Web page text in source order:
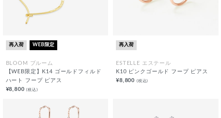
再入荷 WEB限定
BLOOM ブルーム
【WEB限定】K14 ゴールドフィルド
ハート フープ ピアス
¥8,800(税込)
再入荷
ESTELLE エステール
K10 ピンクゴールド フープ ピアス
¥8,800 (税込)